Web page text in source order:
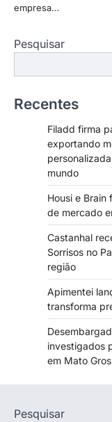
empresa…
Pesquisar
Recentes
Filadd firma
exportando
mundo
Housi e Brain
de mercado
Castanhal
Sorrisos no
região
Apimentei
transforma
investigados
em Mato
Pesquisar